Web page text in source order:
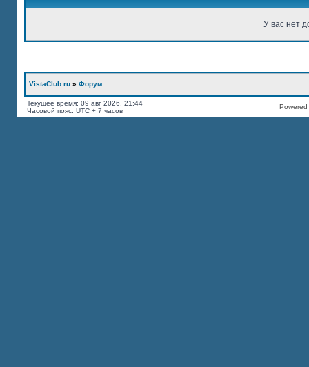
У вас нет
VistaClub.ru » Форум
Текущее время: 09 авг 2026, 21:44
Часовой пояс: UTC + 7 часов